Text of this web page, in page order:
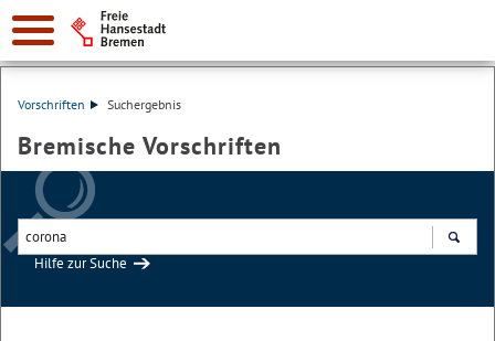
Vorschriften Suchergebnis
Bremische Vorschriften
Hilfe zur Suche